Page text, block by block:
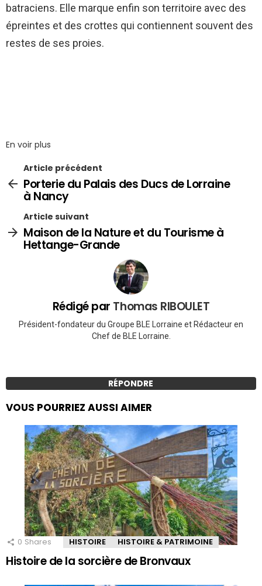
batraciens. Elle marque enfin son territoire avec des
épreintes et des crottes qui contiennent souvent des
restes de ses proies.
En voir plus
Article précédent
Porterie du Palais des Ducs de Lorraine
à Nancy
Article suivant
Maison de la Nature et du Tourisme à
Hettange-Grande
Rédigé par Thomas RIBOULET
Président-fondateur du Groupe BLE Lorraine et Rédacteur en
Chef de BLE Lorraine.
RÉPONDRE
VOUS POURRIEZ AUSSI AIMER
0 Shares HISTOIRE HISTOIRE & PATRIMOINE
Histoire de la sorcière de Bronvaux